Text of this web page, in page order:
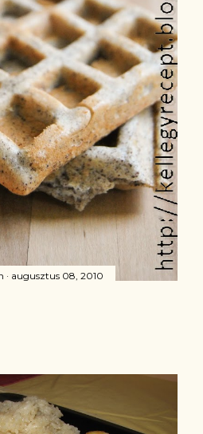
augusztus 08, 2010